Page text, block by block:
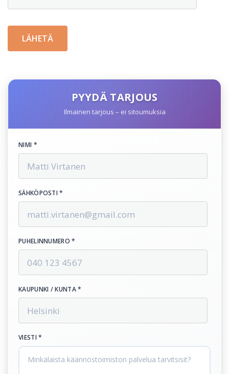
PYYDÄ TARJOUS
Ilmainen tarjous – ei sitoumuksia
NIMI *
SÄHKÖPOSTI *
PUHELINNUMERO *
KAUPUNKI / KUNTA *
VIESTI *